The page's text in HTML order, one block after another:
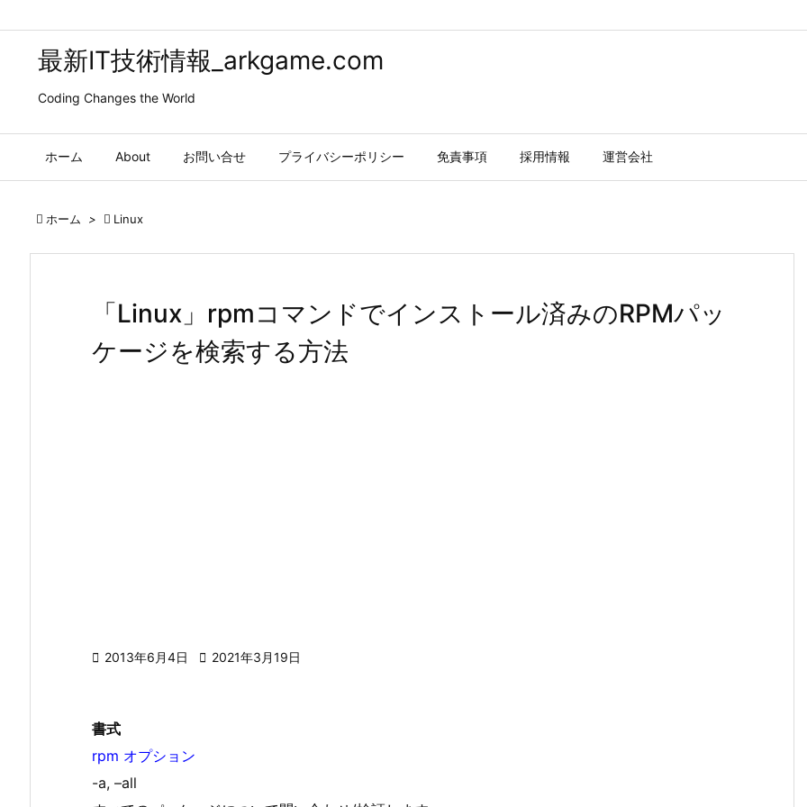
最新IT技術情報_arkgame.com
Coding Changes the World
ホーム About お問い合せ プライバシーポリシー 免責事項 採用情報 運営会社
 ホーム >  Linux
「Linux」rpmコマンドでインストール済みのRPMパッ
ケージを検索する方法
 2013年6月4日  2021年3月19日
書式
rpm オプション
-a, –all